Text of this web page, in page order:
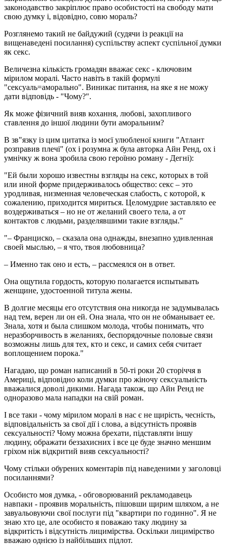
законодавство закріплює право особистості на свободу мати
свою думку і, відовідно, совю мораль?
Розглянемо такий не байдужий (судячи із реакції на
вищенаведені посилання) суспільству аспект суспільної думки
як секс.
Величезна кількість громадян вважає секс - ключовим
мірилом моралі. Часто навіть в такій формулі
"сексуаль=аморально". Виникає питання, на яке я не можу
дати відповідь - "Чому?".
Як може фізичний вияв кохання, любові, захопливого
ставлення до іншої людини бути аморальним?
В зв"язку із цим цитатка із моєї улюбленої книги "Атлант
розправив плечі" (ох і розумна ж була авторка Айн Ренд, ох і
умнічку ж вона зробила свою героїню роману - Дегні):
"Ей были хорошо известны взгляды на секс, которых в той
или иной форме придерживалось общество: секс – это
уродливая, низменная человеческая слабость, с которой, к
сожалению, приходится мириться. Целомудрие заставляло ее
воздерживаться – но не от желаний своего тела, а от
контактов с людьми, разделявшими такие взгляды."
"– Франциско, – сказала она однажды, внезапно удивленная
своей мыслью, – я что, твоя любовница?
– Именно так оно и есть, – рассмеялся он в ответ.
Она ощутила гордость, которую полагается испытывать
женщине, удостоенной титула жены.
В долгие месяцы его отсутствия она никогда не задумывалась
над тем, верен ли он ей. Она знала, что он не обманывает ее.
Знала, хотя и была слишком молода, чтобы понимать, что
неразборчивость в желаниях, беспорядочные половые связи
возможны лишь для тех, кто и секс, и самих себя считает
воплощением порока."
Нагадаю, що роман написаний в 50-ті роки 20 сторіччя в
Америці, відповідно коли думки про жіночу сексуальність
вважалися доволі дикими. Нагада також, що Айн Ренд не
одноразово мала нападки на свій роман.
І все таки - чому мірилом моралі в нас є не щирість, чесність,
відповідальність за свої дії і слова, а відсутність проявів
сексуальності? Чому можна брехати, підставляти іншу
людину, ображати беззахисних і все це буде значно меншим
гріхом ніж відкритий вияв сексуальності?
Чому стільки обурених коментарів під наведеними у заголовці
посиланнями?
Особисто моя думка, - обговорюваний рекламодавець
навпаки - проявив моральність, пішовши щирим шляхом, а не
завуальовуючи свої послуги під "квартири по годинно". Я не
знаю хто це, але особисто я поважаю таку людину за
відкритість і відсутність лицимірства. Оскільки лицимірство
вважаю однією із найбільших підлот.